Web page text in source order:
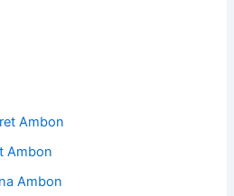
Ambon
Ambon
Ambon